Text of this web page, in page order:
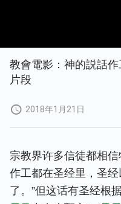
教會電影：神的説話
片段
2018年1月21日
宗教界许多信徒都相
作工都在圣经里，圣
了。”但这话有圣经根